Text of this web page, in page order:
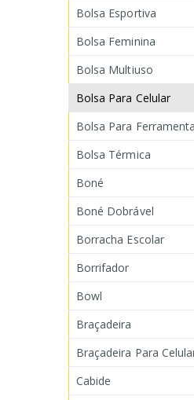
Bolsa Esportiva
Bolsa Feminina
Bolsa Multiuso
Bolsa Para Celular
Bolsa Para Ferramenta
Bolsa Térmica
Boné
Boné Dobrável
Borracha Escolar
Borrifador
Bowl
Braçadeira
Braçadeira Para
Cabide